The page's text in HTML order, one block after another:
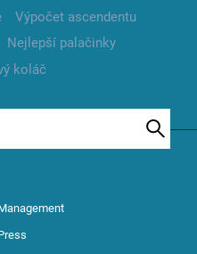
Výpočet ascendentu
Nejlepší palačinky
koláč